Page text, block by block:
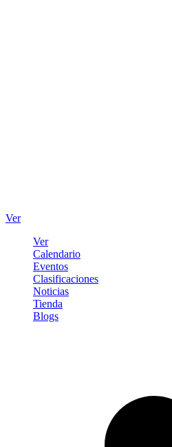
Ver
Ver
Calendario
Eventos
Clasificaciones
Noticias
Tienda
Blogs